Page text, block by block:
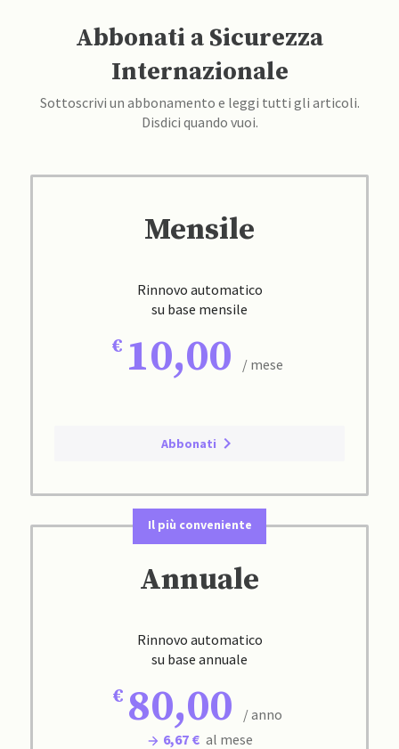
Abbonati a Sicurezza
Internazionale
Sottoscrivi un abbonamento e leggi tutti gli articoli.
Disdici quando vuoi.
Mensile
Rinnovo automatico
su base mensile
10,00 / mese
Abbonati
Il più conveniente
Annuale
Rinnovo automatico
su base annuale
80,00
/ anno
6,67 € al mese